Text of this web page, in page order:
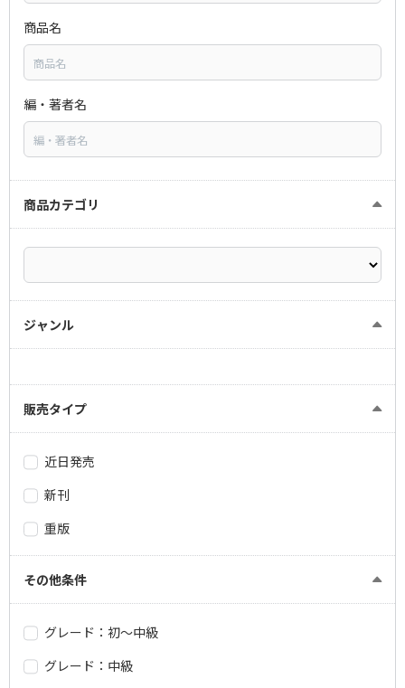
商品名
編・著者名
商品カテゴリ
ジャンル
販売タイプ
近日発売
新刊
重版
その他条件
グレード：初～中級
グレード：中級